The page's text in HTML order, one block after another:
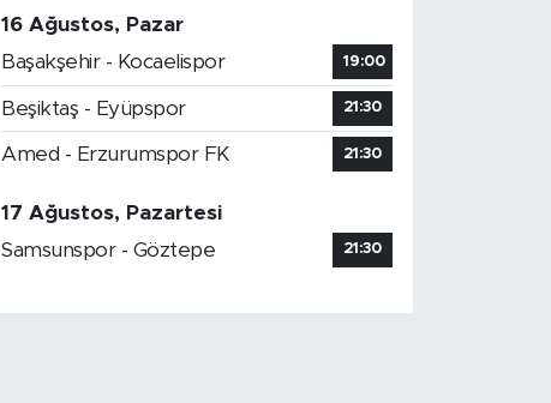
16 Ağustos, Pazar
Başakşehir - Kocaelispor
19:00
Beşiktaş - Eyüpspor 21:30
Amed - Erzurumspor FK 21:30
17 Ağustos, Pazartesi
Samsunspor - Göztepe
21:30